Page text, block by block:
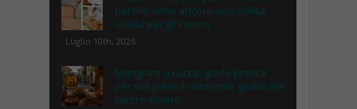
perché sono ancora una scelta
solida per gli interni
Luglio 10th, 2026
Mangiare a Lucca: guida pratica
per scegliere il ristorante giusto nel
centro storico